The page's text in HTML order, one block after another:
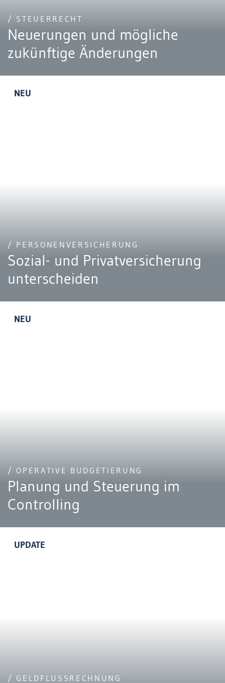
/ STEUERRECHT
Neuerungen und mögliche
zukünftige Änderungen
NEU
/ PERSONENVERSICHERUNG
Sozial- und Privatversicherung
unterscheiden
NEU
/ OPERATIVE BUDGETIERUNG
Planung und Steuerung im
Controlling
UPDATE
/ GELDFLUSSRECHNUNG